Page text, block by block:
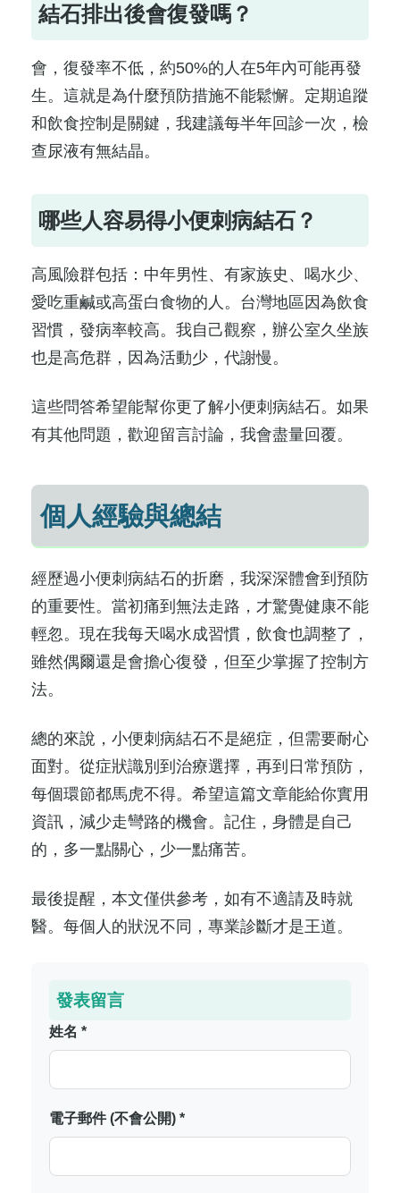
結石排出後會復發嗎？
會，復發率不低，約50%的人在5年內可能再發
生。這就是為什麼預防措施不能鬆懈。定期追蹤
和飲食控制是關鍵，我建議每半年回診一次，檢
查尿液有無結晶。
哪些人容易得小便刺病結石？
高風險群包括：中年男性、有家族史、喝水少、
愛吃重鹹或高蛋白食物的人。台灣地區因為飲食
習慣，發病率較高。我自己觀察，辦公室久坐族
也是高危群，因為活動少，代謝慢。
這些問答希望能幫你更了解小便刺病結石。如果
有其他問題，歡迎留言討論，我會盡量回覆。
個人經驗與總結
經歷過小便刺病結石的折磨，我深深體會到預防
的重要性。當初痛到無法走路，才驚覺健康不能
輕忽。現在我每天喝水成習慣，飲食也調整了，
雖然偶爾還是會擔心復發，但至少掌握了控制方
法。
總的來說，小便刺病結石不是絕症，但需要耐心
面對。從症狀識別到治療選擇，再到日常預防，
每個環節都馬虎不得。希望這篇文章能給你實用
資訊，減少走彎路的機會。記住，身體是自己
的，多一點關心，少一點痛苦。
最後提醒，本文僅供參考，如有不適請及時就
醫。每個人的狀況不同，專業診斷才是王道。
發表留言
姓名 *
電子郵件 (不會公開) *